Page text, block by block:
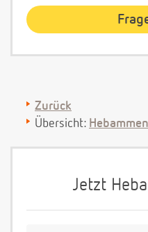
Zurück
Übersicht:
Jetzt